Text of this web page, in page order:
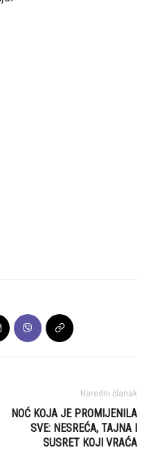
Naredni članak
NOĆ KOJA JE PROMIJENILA
SVE: NESREĆA, TAJNA I
SUSRET KOJI VRAĆA